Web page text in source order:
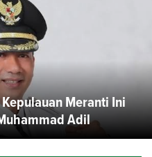
Meranti Ini
Adil